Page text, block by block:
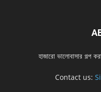
হাজারো ভালোবাসার গল্প
Contact us: